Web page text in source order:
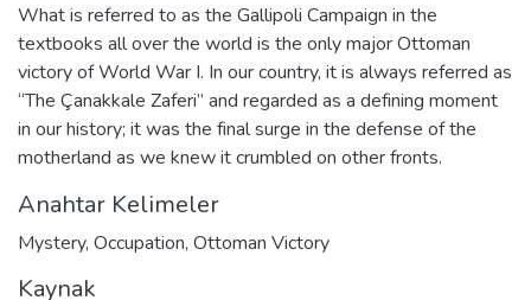
What is referred to as the Gallipoli Campaign in the
textbooks all over the world is the only major Ottoman
victory of World War I. In our country, it is always referred as
“The Çanakkale Zaferi” and regarded as a defining moment
in our history; it was the final surge in the defense of the
motherland as we knew it crumbled on other fronts.
Anahtar Kelimeler
Mystery, Occupation, Ottoman Victory
Kaynak